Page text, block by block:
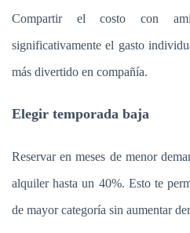
Compartir el costo con
significativamente el gasto
más divertido en compañía.
Elegir temporada baja
Reservar en meses de menor
alquiler hasta un 40%. Esto te
de mayor categoría sin aumentar